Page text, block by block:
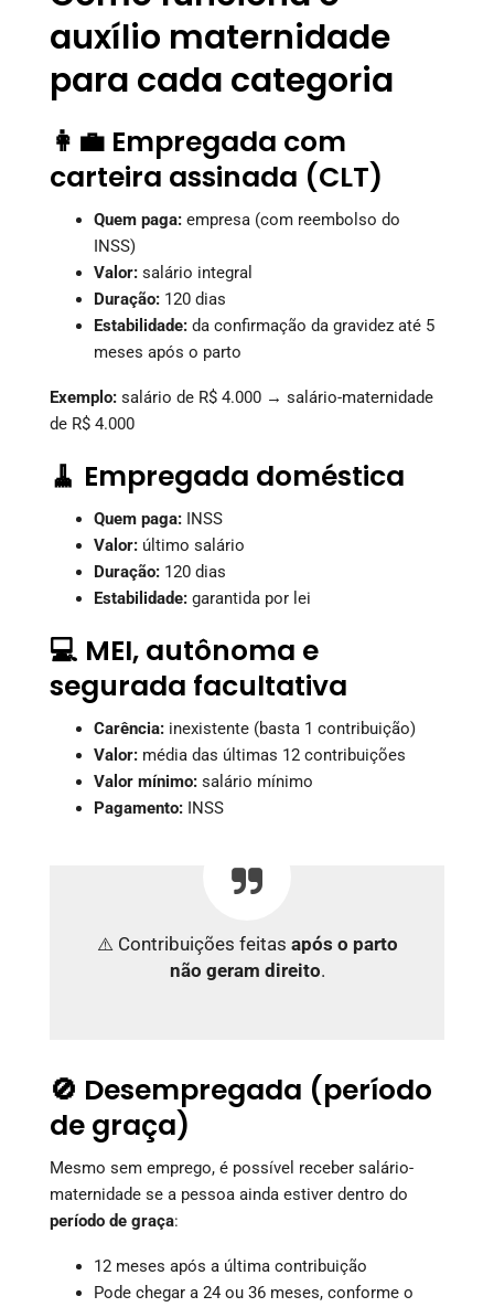
auxílio maternidade
para cada categoria
👩‍💼 Empregada com
carteira assinada (CLT)
Quem paga: empresa (com reembolso do
INSS)
Valor: salário integral
Duração: 120 dias
Estabilidade: da confirmação da gravidez até 5
meses após o parto
Exemplo: salário de R$ 4.000 → salário-maternidade
de R$ 4.000
🧹 Empregada doméstica
Quem paga: INSS
Valor: último salário
Duração: 120 dias
Estabilidade: garantida por lei
💻 MEI, autônoma e
segurada facultativa
Carência: inexistente (basta 1 contribuição)
Valor: média das últimas 12 contribuições
Valor mínimo: salário mínimo
Pagamento: INSS
⚠️ Contribuições feitas após o parto
não geram direito.
🚫 Desempregada (período
de graça)
Mesmo sem emprego, é possível receber salário-
maternidade se a pessoa ainda estiver dentro do
período de graça:
12 meses após a última contribuição
Pode chegar a 24 ou 36 meses, conforme o